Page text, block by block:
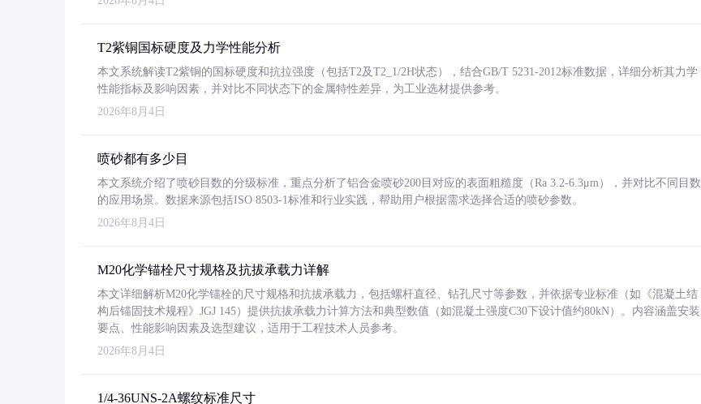
T2紫铜国标硬度及力学性能分析
本文系统解读T2紫铜的国标硬度和抗拉强度（包括T2及T2_1/2H状态），结合GB/T 5231-2012标准数据，详细分析其力学
性能指标及影响因素，并对比不同状态下的金属特性差异，为工业选材提供参考。
2026年8月4日
喷砂都有多少目
本文系统介绍了喷砂目数的分级标准，重点分析了铝合金喷砂200目对应的表面粗糙度（Ra 3.2-6.3μm），并对比不同目数
的应用场景。数据来源包括ISO 8503-1标准和行业实践，帮助用户根据需求选择合适的喷砂参数。
2026年8月4日
M20化学锚栓尺寸规格及抗拔承载力详解
本文详细解析M20化学锚栓的尺寸规格和抗拔承载力，包括螺杆直径、钻孔尺寸等参数，并依据专业标准（如《混凝土结
构后锚固技术规程》JGJ 145）提供抗拔承载力计算方法和典型数值（如混凝土强度C30下设计值约80kN）。内容涵盖安装
要点、性能影响因素及选型建议，适用于工程技术人员参考。
2026年8月4日
1/4-36UNS-2A螺纹标准尺寸